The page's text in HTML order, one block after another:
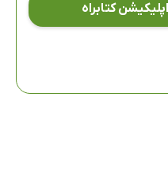
کتابراه